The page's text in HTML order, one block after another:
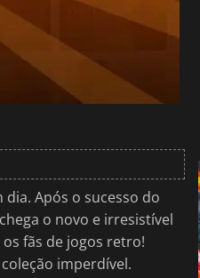
Após o sucesso do
o novo e irresistível
fãs de jogos retro!
imperdível.